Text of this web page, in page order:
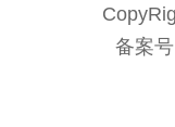
备案号